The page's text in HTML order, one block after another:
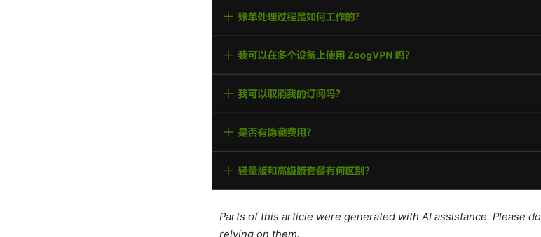
Parts of this article were generated with AI assistance. Please
relying on them.